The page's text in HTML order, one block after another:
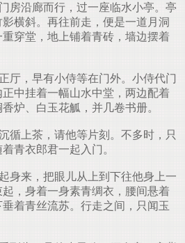
房沿廊而行，过一座临水小亭。亭
横斜。再往前走，便是一道月洞
穿堂，地上铺着青砖，墙边摆着
厅，早有小侍等在门外。小侍代门
中挂着一幅山水中堂，两边配着
炉、白玉花觚，并几卷书册。
循上茶，请他等片刻。不多时，只
青衣郎君一起入门。
身来，把眼儿从上到下往他身上一
，身着一身素青绸衣，腰间悬着
着青丝流苏。行走之间，只闻玉